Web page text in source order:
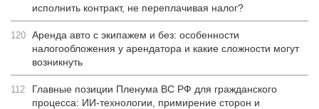
исполнить контракт, не переплачивая налог?
120 Аренда авто с экипажем и без: особенности
налогообложения у арендатора и какие сложности могут
возникнуть
112
Главные позиции Пленума ВС РФ для гражданского
процесса: ИИ-технологии, примирение сторон и